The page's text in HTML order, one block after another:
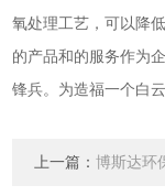
氧处理工艺，可以降
的产品和的服务作为
锋兵。为造福一个白
上一篇：博斯达环